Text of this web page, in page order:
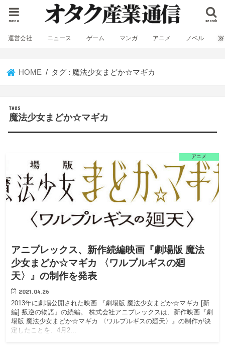
search
menu
運営会社 ニュース ゲーム マンガ アニメ ノベル
HOME タグ : 魔法少女まどか☆マギカ
魔法少女まどか☆マギカ
アニメ
アニプレックス、新作続編映画『劇場版 魔法
少女まどか☆マギカ 〈ワルプルギスの廻
天〉』の制作を発表
2021.04.26
2013年に劇場公開された映画 『劇場版 魔法少女まどか☆マギカ [新
編] 叛逆の物語』の続編。 株式会社アニプレックスは、新作映画『劇
場版 魔法少女まどか☆マギカ 〈ワルプルギスの廻天〉』の制作が決
定したことを、4月2…